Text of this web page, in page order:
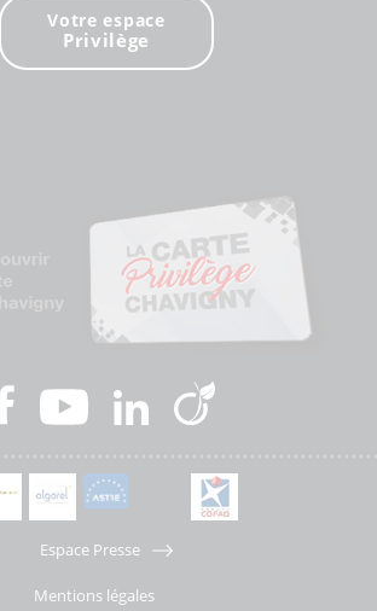
Votre espace
Privilège
Espace Presse
Mentions légales